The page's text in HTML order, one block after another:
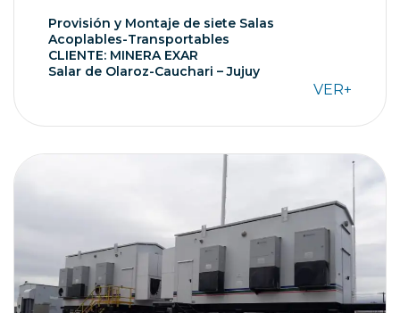
Provisión y Montaje de siete Salas
Acoplables-Transportables
CLIENTE: MINERA EXAR
Salar de Olaroz-Cauchari – Jujuy
VER+